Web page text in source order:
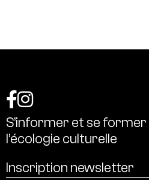
S’informer et se former
l’écologie culturelle